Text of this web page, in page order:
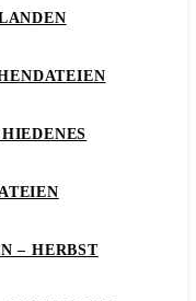
– HERBST